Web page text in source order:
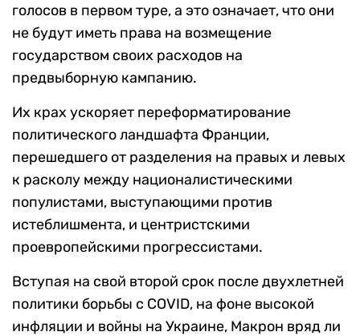
голосов в первом туре, а это означает, что они
не будут иметь права на возмещение
государством своих расходов на
предвыборную кампанию.
Их крах ускоряет переформатирование
политического ландшафта Франции,
перешедшего от разделения на правых и левых
к расколу между националистическими
популистами, выступающими против
истеблишмента, и центристскими
проевропейскими прогрессистами.
Вступая на свой второй срок после двухлетней
политики борьбы с COVID, на фоне высокой
инфляции и войны на Украине, Макрон вряд ли